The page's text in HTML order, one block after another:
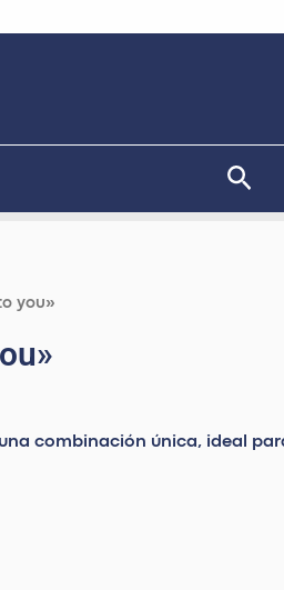
you»
combinación única, ideal